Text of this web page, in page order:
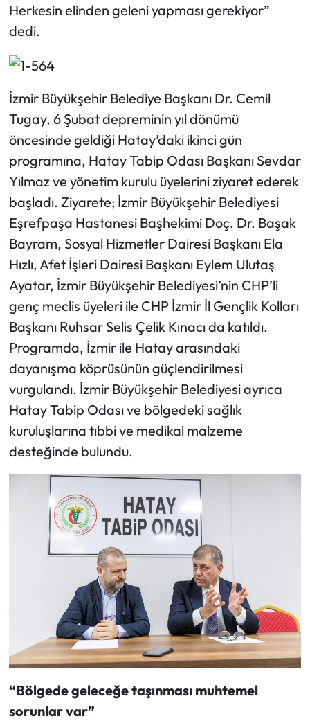
Herkesin elinden geleni yapması gerekiyor”
dedi.
İzmir Büyükşehir Belediye Başkanı Dr. Cemil
Tugay, 6 Şubat depreminin yıl dönümü
öncesinde geldiği Hatay’daki ikinci gün
programına, Hatay Tabip Odası Başkanı Sevdar
Yılmaz ve yönetim kurulu üyelerini ziyaret ederek
başladı. Ziyarete; İzmir Büyükşehir Belediyesi
Eşrefpaşa Hastanesi Başhekimi Doç. Dr. Başak
Bayram, Sosyal Hizmetler Dairesi Başkanı Ela
Hızlı, Afet İşleri Dairesi Başkanı Eylem Ulutaş
Ayatar, İzmir Büyükşehir Belediyesi’nin CHP’li
genç meclis üyeleri ile CHP İzmir İl Gençlik Kolları
Başkanı Ruhsar Selis Çelik Kınacı da katıldı.
Programda, İzmir ile Hatay arasındaki
dayanışma köprüsünün güçlendirilmesi
vurgulandı. İzmir Büyükşehir Belediyesi ayrıca
Hatay Tabip Odası ve bölgedeki sağlık
kuruluşlarına tıbbi ve medikal malzeme
desteğinde bulundu.
“Bölgede geleceğe taşınması muhtemel
sorunlar var”